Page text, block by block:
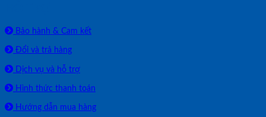
Bảo hành & Cam kết
Đổi và trả hàng
Dịch vụ và hỗ trợ
Hình thức thanh toán
Hướng dẫn mua hàng